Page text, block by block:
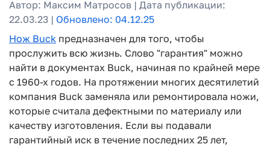
Автор: Максим Матросов | Дата публикации:
22.03.23 | Обновлено: 04.12.25
Нож Buck предназначен для того, чтобы
прослужить всю жизнь. Слово "гарантия" можно
найти в документах Buck, начиная по крайней мере
с 1960-х годов. На протяжении многих десятилетий
компания Buck заменяла или ремонтировала ножи,
которые считала дефектными по материалу или
качеству изготовления. Если вы подавали
гарантийный иск в течение последних 25 лет,